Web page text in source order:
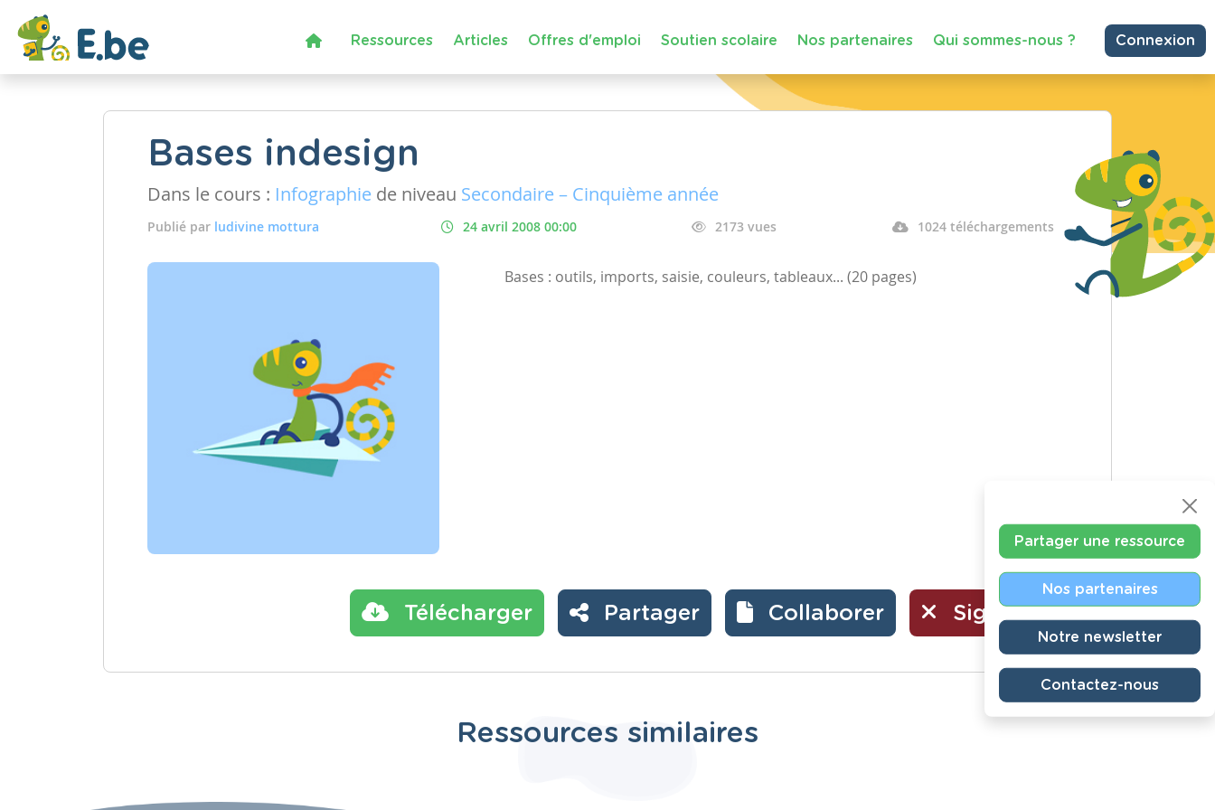
Ressources Articles Offres d'emploi Soutien scolaire Nos partenaires Qui sommes-nous ? Connexion
Bases indesign
Dans le cours : Infographie de niveau Secondaire – Cinquième année
Publié par ludivine mottura 24 avril 2008 00:00 2173 vues 1024 téléchargements
Bases : outils, imports, saisie, couleurs, tableaux... (20 pages)
Télécharger Partager Collaborer Signaler
Ressources similaires
Partager une ressource
Nos partenaires
Notre newsletter
Contactez-nous